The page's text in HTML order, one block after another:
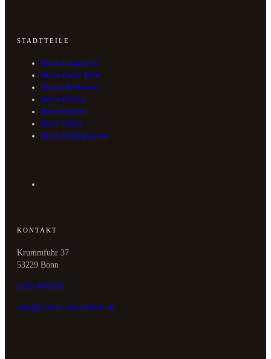
STADTTEILE
Bonn Limperich
Bonn Beuel Mitte
Bonn Oberkassel
Bonn Holzlar
Bonn Hoholz
Bonn Vilich
Bonn Küdinghoven
KONTAKT
Krummfuhr 37
53229 Bonn
0228 9489261
info@holzlar-immobilien.de